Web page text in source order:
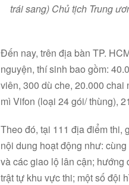
trái sang) Chủ tịch Trung
Đến nay, trên địa bàn TP.
nguyện, thí sinh bao gồm:
viên, 300 dù che, 20.000
mì Vifon (loại 24 gói/ thùng),
Theo đó, tại 111 địa điểm thi,
nội dung hoạt động như:
và các giao lộ lân cận; hướng
trật tự khu vực thi; một số đội